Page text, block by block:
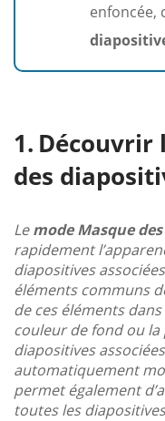
enfoncée,
Découvrir
des
Lemode Masque
rapidement
diapositives
éléments communs
de ces éléments
couleur de fond ou
diapositives
automatiquement
permet également
toutes les